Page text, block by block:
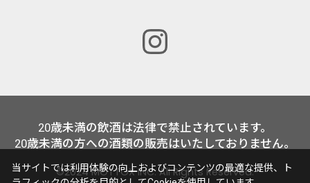
20歳未満の飲酒は法律で禁止されています。
20歳未満の方への酒類の販売はいたしておりません。
©2024 MOTTOX INC. All Rights Reserved.
当サイトでは利用体験の向上およびコンテンツの最適な提供、ト